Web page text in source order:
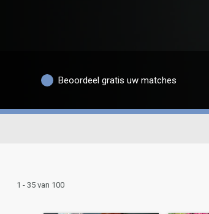
Beoordeel gratis uw matches
1 - 35 van 100